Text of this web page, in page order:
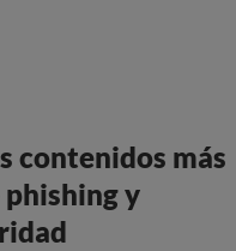
contenidos más
y